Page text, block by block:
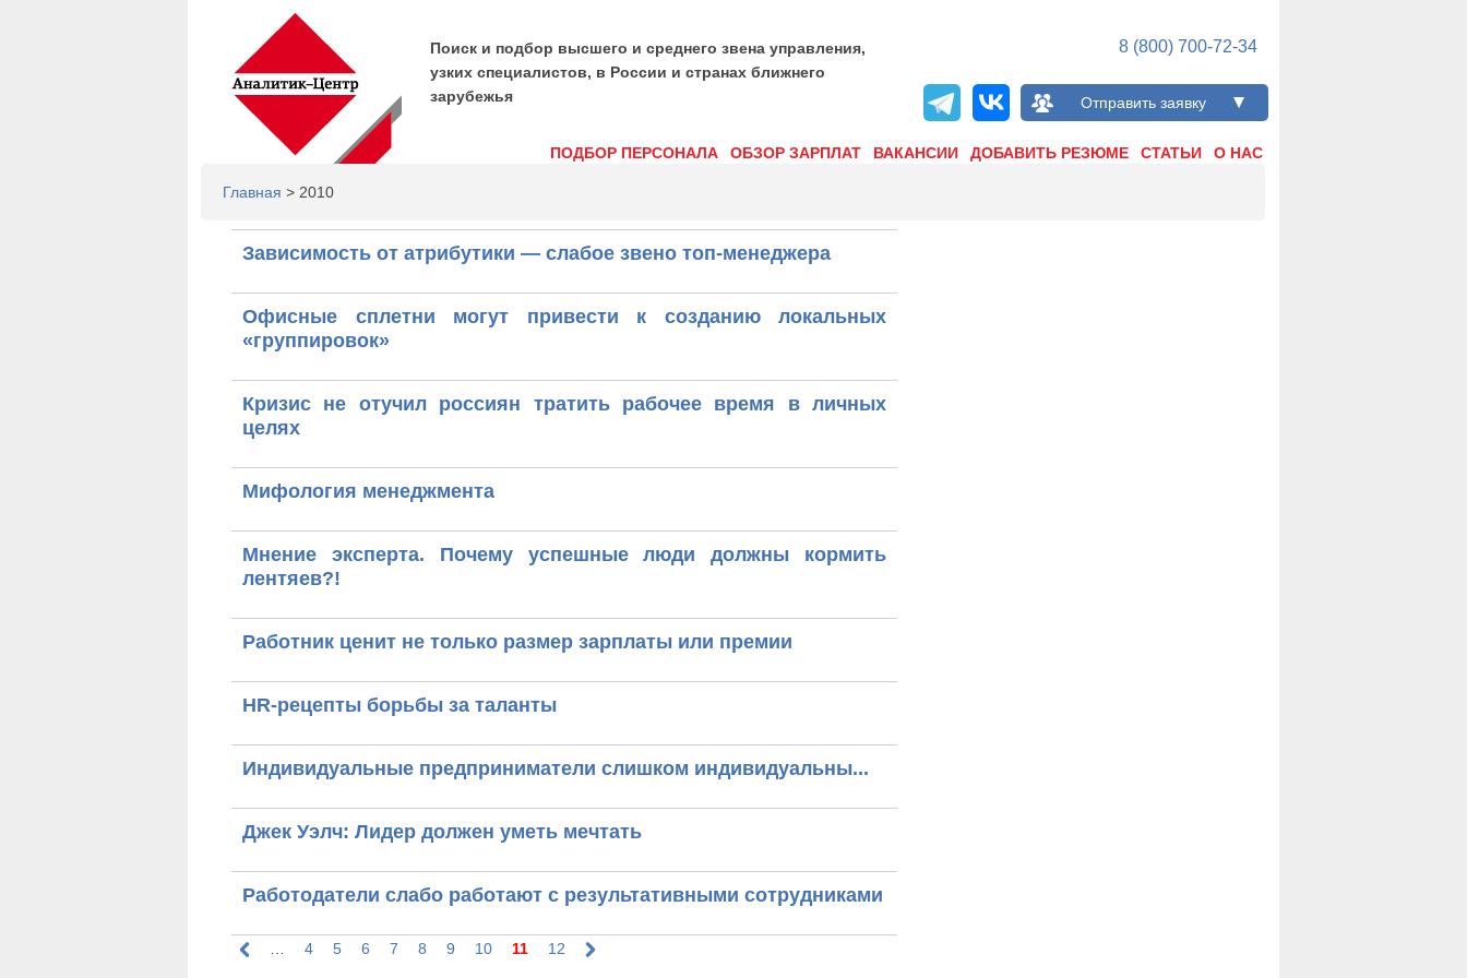
8 (800) 700-72-34
Отправить заявку
Поиск и подбор высшего и среднего звена управления,
узких специалистов, в России и странах ближнего
зарубежья
ПОДБОР ПЕРСОНАЛА ОБЗОР ЗАРПЛАТ ВАКАНСИИ ДОБАВИТЬ РЕЗЮМЕ СТАТЬИ О НАС
Главная > 2010
Зависимость от атрибутики — слабое звено топ-менеджера
Офисные сплетни могут привести к созданию локальных
«группировок»
Кризис не отучил россиян тратить рабочее время в личных
целях
Мифология менеджмента
Мнение эксперта. Почему успешные люди должны кормить
лентяев?!
Работник ценит не только размер зарплаты или премии
HR-рецепты борьбы за таланты
Индивидуальные предприниматели слишком индивидуальны...
Джек Уэлч: Лидер должен уметь мечтать
Работодатели слабо работают с результативными сотрудниками
4 5 6 7 8 9 10 11 12